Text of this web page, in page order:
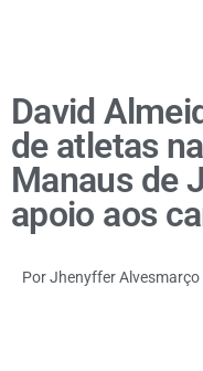
David
de atletas
Manaus de
apoio aos
PorJhenyffer Alvesmarço